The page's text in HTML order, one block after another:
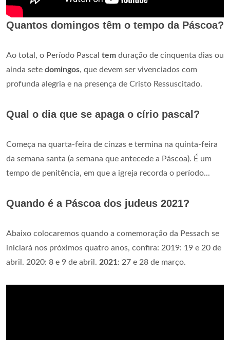
Quantos domingos têm o tempo da Páscoa?
Ao total, o Período Pascal tem duração de cinquenta dias ou
ainda sete domingos, que devem ser vivenciados com
profunda alegria e na presença de Cristo Ressuscitado.
Qual o dia que se apaga o círio pascal?
Começa na quarta-feira de cinzas e termina na quinta-feira
da semana santa (a semana que antecede a Páscoa). É um
tempo de penitência, em que a igreja recorda o período...
Quando é a Páscoa dos judeus 2021?
Abaixo colocaremos quando a comemoração da Pessach se
iniciará nos próximos quatro anos, confira: 2019: 19 e 20 de
abril. 2020: 8 e 9 de abril. 2021: 27 e 28 de março.